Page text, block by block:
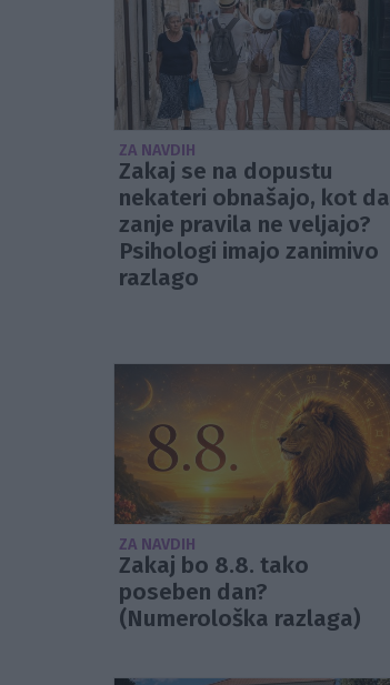
ZA NAVDIH
Zakaj se na dopustu
nekateri obnašajo, kot da
zanje pravila ne veljajo?
Psihologi imajo zanimivo
razlago
ZA NAVDIH
Zakaj bo 8.8. tako
poseben dan?
(Numerološka razlaga)